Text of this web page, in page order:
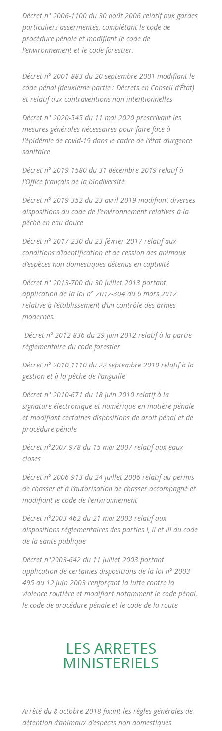
Décret n° 2006-1100 du 30 août 2006 relatif aux gardes
particuliers assermentés, complétant le code de
procédure pénale et modifiant le code de
l’environnement et le code forestier.
Décret n° 2001-883 du 20 septembre 2001 modifiant le
code pénal (deuxième partie : Décrets en Conseil d’État)
et relatif aux contraventions non intentionnelles
Décret n° 2020-545 du 11 mai 2020 prescrivant les
mesures générales nécessaires pour faire face à
l’épidémie de covid-19 dans le cadre de l’état d’urgence
sanitaire
Décret n° 2019-1580 du 31 décembre 2019 relatif à
l’Office français de la biodiversité
Décret n° 2019-352 du 23 avril 2019 modifiant diverses
dispositions du code de l’environnement relatives à la
pêche en eau douce
Décret n° 2017-230 du 23 février 2017 relatif aux
conditions d’identification et de cession des animaux
d’espèces non domestiques détenus en captivité
Décret n° 2013-700 du 30 juillet 2013 portant
application de la loi n° 2012-304 du 6 mars 2012
relative à l’établissement d’un contrôle des armes
modernes.
Décret n° 2012-836 du 29 juin 2012 relatif à la partie
réglementaire du code forestier
Décret n° 2010-1110 du 22 septembre 2010 relatif à la
gestion et à la pêche de l’anguille
Décret n° 2010-671 du 18 juin 2010 relatif à la
signature électronique et numérique en matière pénale
et modifiant certaines dispositions de droit pénal et de
procédure pénale
Décret n°2007-978 du 15 mai 2007 relatif aux eaux
closes
Décret n° 2006-913 du 24 juillet 2006 relatif au permis
de chasser et à l’autorisation de chasser accompagné et
modifiant le code de l’environnement
Décret n°2003-462 du 21 mai 2003 relatif aux
dispositions réglementaires des parties I, II et III du code
de la santé publique
Décret n°2003-642 du 11 juillet 2003 portant
application de certaines dispositions de la loi n° 2003-
495 du 12 juin 2003 renforçant la lutte contre la
violence routière et modifiant notamment le code pénal,
le code de procédure pénale et le code de la route
LES ARRETES
MINISTERIELS
Arrêté du 8 octobre 2018 fixant les règles générales de
détention d’animaux d’espèces non domestiques